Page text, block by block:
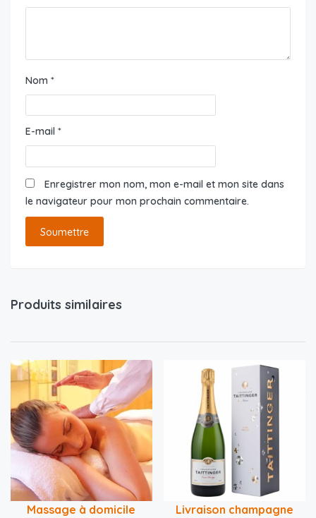
Nom *
E-mail *
Enregistrer mon nom, mon e-mail et mon site dans
le navigateur pour mon prochain commentaire.
Produits similaires
Massage à domicile Livraison champagne